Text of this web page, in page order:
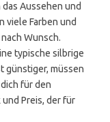
Aussehen und
viele Farben und
Wunsch.
typische silbrige
günstiger, müssen
für den
Preis, der für